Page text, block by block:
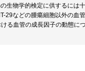
物学的検定に供するには
29などの腫瘍細胞以外の血
る血管の成長因子の動態に